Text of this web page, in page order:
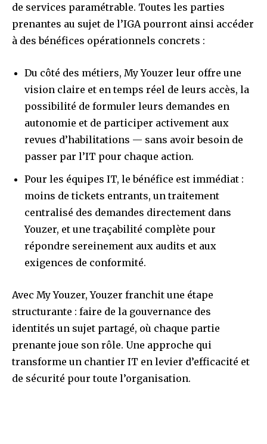
de services paramétrable. Toutes les parties
prenantes au sujet de l’IGA pourront ainsi accéder
à des bénéfices opérationnels concrets :
Du côté des métiers, My Youzer leur offre une
vision claire et en temps réel de leurs accès, la
possibilité de formuler leurs demandes en
autonomie et de participer activement aux
revues d’habilitations — sans avoir besoin de
passer par l’IT pour chaque action.
Pour les équipes IT, le bénéfice est immédiat :
moins de tickets entrants, un traitement
centralisé des demandes directement dans
Youzer, et une traçabilité complète pour
répondre sereinement aux audits et aux
exigences de conformité.
Avec My Youzer, Youzer franchit une étape
structurante : faire de la gouvernance des
identités un sujet partagé, où chaque partie
prenante joue son rôle. Une approche qui
transforme un chantier IT en levier d’efficacité et
de sécurité pour toute l’organisation.